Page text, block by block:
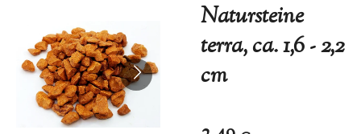
Natursteine
terra, ca. 1,6 - 2,2
cm